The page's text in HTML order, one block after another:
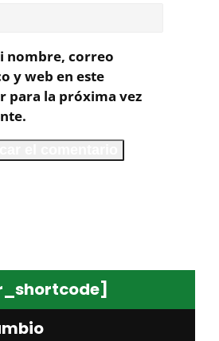
nombre, correo
y web en este
para la próxima vez